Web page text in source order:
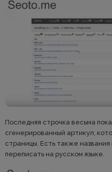
Последняя строчка весьма
сгенерированный артикул,
страницы. Есть также
переписать на русском языке.